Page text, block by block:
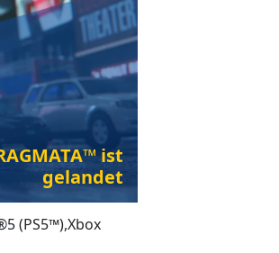
ist
gelandet
(PS5™),Xbox